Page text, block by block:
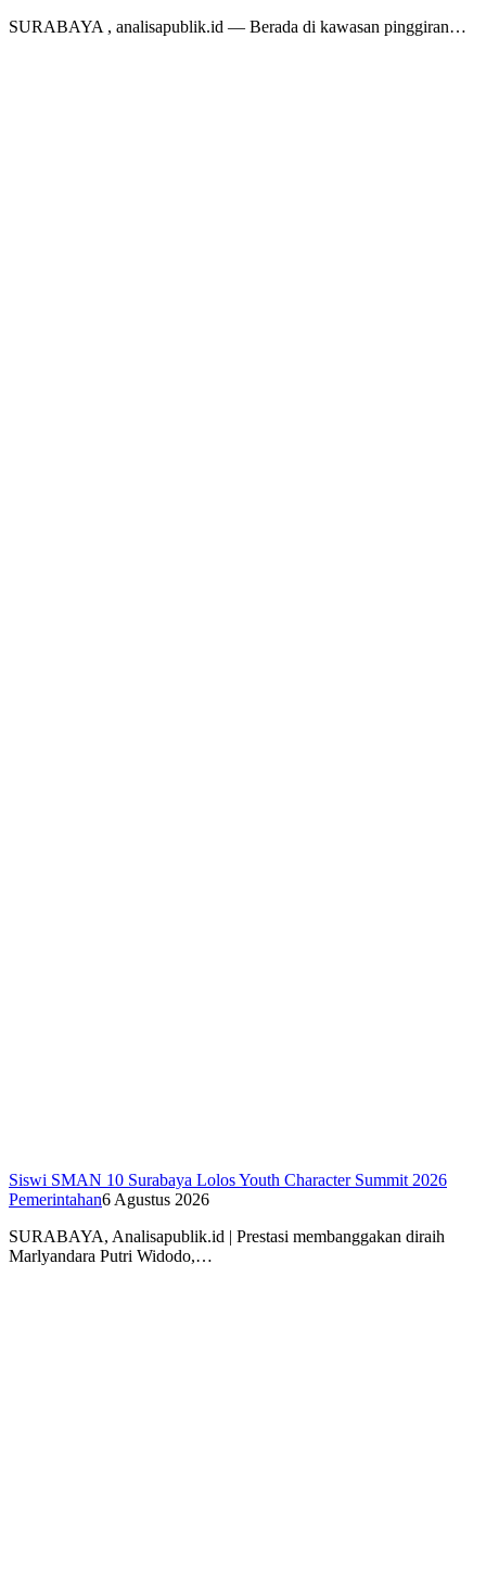
SURABAYA , analisapublik.id — Berada di kawasan pinggiran…
Siswi SMAN 10 Surabaya Lolos Youth Character Summit 2026
Pemerintahan6 Agustus 2026
SURABAYA, Analisapublik.id | Prestasi membanggakan diraih
Marlyandara Putri Widodo,…